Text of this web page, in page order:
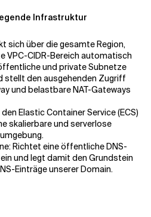
Infrastruktur
sich über die gesamte Region,
VPC-CIDR-Bereich automatisch
und private Subnetze
stellt den ausgehenden Zugriff
und belastbare NAT-Gateways
Elastic Container Service (ECS)
skalierbare und serverlose
Richtet eine öffentliche DNS-
und legt damit den Grundstein
Einträge unserer Domain.